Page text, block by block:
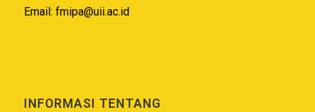
Email: fmipa@uii.ac.id
INFORMASI TENTANG